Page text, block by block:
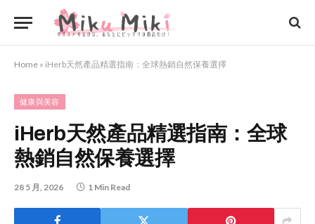
Home » iHerb天然產品精選指南：全球熱銷自然保養選擇
健康與美容
iHerb天然產品精選指南：全球
熱銷自然保養選擇
28 5 月, 2026 1 Min Read